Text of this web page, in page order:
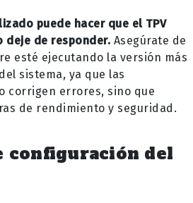
puede hacer que el TPV
de responder. Asegúrate de
esté ejecutando la versión más
sistema, ya que las
corrigen errores, sino que
de rendimiento y seguridad.
configuración del